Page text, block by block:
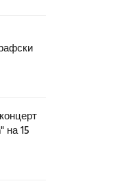
на 15